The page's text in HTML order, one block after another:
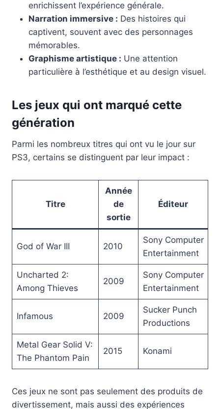
enrichissent l’expérience générale.
Narration immersive : Des histoires qui
captivent, souvent avec des personnages
mémorables.
Graphisme artistique : Une attention
particulière à l’esthétique et au design visuel.
Les jeux qui ont marqué cette
génération
Parmi les nombreux titres qui ont vu le jour sur
PS3, certains se distinguent par leur impact :
Titre
Année
de
sortie
Éditeur
God of War III 2010
Sony Computer
Entertainment
Uncharted 2:
Among Thieves
2009
Sony Computer
Entertainment
Infamous 2009
Sucker Punch
Productions
Metal Gear Solid V:
The Phantom Pain
2015 Konami
Ces jeux ne sont pas seulement des produits de
divertissement, mais aussi des expériences